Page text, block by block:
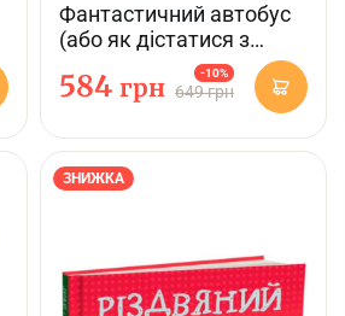
Фантастичний автобус
(або як дістатися з
точки А в точку Б)
649 грн
-10%
584 грн
ЗНИЖКА